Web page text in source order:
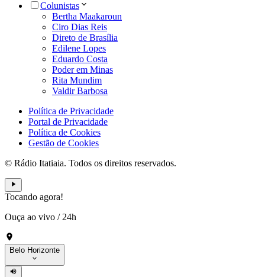
Colunistas
Bertha Maakaroun
Ciro Dias Reis
Direto de Brasília
Edilene Lopes
Eduardo Costa
Poder em Minas
Rita Mundim
Valdir Barbosa
Política de Privacidade
Portal de Privacidade
Política de Cookies
Gestão de Cookies
© Rádio Itatiaia. Todos os direitos reservados.
Tocando agora!
Ouça ao vivo / 24h
Belo Horizonte